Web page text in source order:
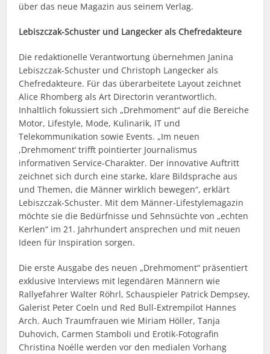
über das neue Magazin aus seinem Verlag.
Lebiszczak-Schuster und Langecker als Chefredakteure
Die redaktionelle Verantwortung übernehmen Janina
Lebiszczak-Schuster und Christoph Langecker als
Chefredakteure. Für das überarbeitete Layout zeichnet
Alice Rhomberg als Art Directorin verantwortlich.
Inhaltlich fokussiert sich „Drehmoment“ auf die Bereiche
Motor, Lifestyle, Mode, Kulinarik, IT und
Telekommunikation sowie Events. „Im neuen
,Drehmoment‘ trifft pointierter Journalismus
informativen Service-Charakter. Der innovative Auftritt
zeichnet sich durch eine starke, klare Bildsprache aus
und Themen, die Männer wirklich bewegen“, erklärt
Lebiszczak-Schuster. Mit dem Männer-Lifestylemagazin
möchte sie die Bedürfnisse und Sehnsüchte von „echten
Kerlen“ im 21. Jahrhundert ansprechen und mit neuen
Ideen für Inspiration sorgen.
Die erste Ausgabe des neuen „Drehmoment“ präsentiert
exklusive Interviews mit legendären Männern wie
Rallyefahrer Walter Röhrl, Schauspieler Patrick Dempsey,
Galerist Peter Coeln und Red Bull-Extrempilot Hannes
Arch. Auch Traumfrauen wie Miriam Höller, Tanja
Duhovich, Carmen Stamboli und Erotik-Fotografin
Christina Noélle werden vor den medialen Vorhang